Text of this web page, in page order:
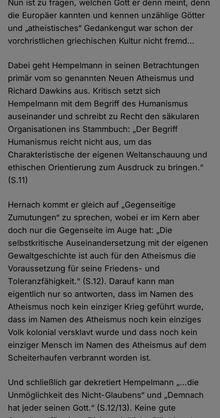
Nun ist zu fragen, welchen Gott er denn meint, denn
die Europäer kannten und kennen unzählige Götter
und „atheistisches“ Gedankengut war schon der
vorchristlichen griechischen Kultur nicht fremd...
Dabei geht Hempelmann in seinen Betrachtungen
primär vom so genannten Neuen Atheismus und
Richard Dawkins aus. Kritisch setzt sich
Hempelmann mit dem Begriff des Humanismus
auseinander und schreibt zu Recht den säkularen
Organisationen ins Stammbuch: „Der Begriff
Humanismus reicht nicht aus, um das
Charakteristische der eigenen Weltanschauung und
ethischen Orientierung zum Ausdruck zu bringen.“
(S.11)
Hernach kommt er gleich auf „Gegenseitige
Zumutungen“ zu sprechen, wobei er im Kern aber
doch nur die Gegenseite im Auge hat: „Die
selbstkritische Auseinandersetzung mit der eigenen
Gewaltgeschichte ist auch für den Atheismus die
Voraussetzung für seine Friedens- und
Toleranzfähigkeit.“ (S.12). Darauf kann man
eigentlich nur so antworten, dass im Namen des
Atheismus noch kein einziger Krieg geführt wurde,
dass im Namen des Atheismus noch kein einziges
Volk kolonial versklavt wurde und dass noch kein
einziger Mensch im Namen des Atheismus auf dem
Scheiterhaufen verbrannt worden ist.
Und schließlich gar dekretiert Hempelmann „...die
Unmöglichkeit des Nicht-Glaubens“ und „Demnach
hat jeder seinen Gott.“ (S.12/13). Keine gute